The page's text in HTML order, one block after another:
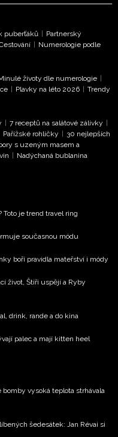
ODESLAT
Extra s.r.o.
Extra s.r.o. bude s
organizaci a
souhlasíte se
podle
puberťáků | Partnerský
| Numerologie podle
životy dle numerologie |
| Plavky na léto 2026 | Trendy
| 7 receptů na salátové zálivky |
Pařížské rohlíčky | 30 nejlepších
s uzeným masem a
| Nadýchaná bublanina
je trend travel ring
současnou módu
boří pravidla mateřství i módy
život, Štíři uspějí a Ryby
drink, rande a do kina
palec a mají kitten heel
bomby vysoká teplota strhávala
šedesátek: Jan Révai si